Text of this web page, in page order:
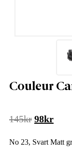
Couleur
145kr Det
priset
98krDet
No 23, Svart Matt